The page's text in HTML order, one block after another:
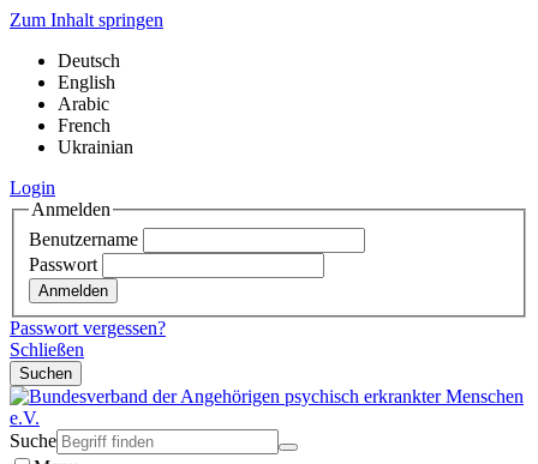
Zum Inhalt springen
Deutsch
English
Arabic
French
Ukrainian
Login
Anmelden
Benutzername
Passwort
Passwort vergessen?
Schließen
Suchen
Suche